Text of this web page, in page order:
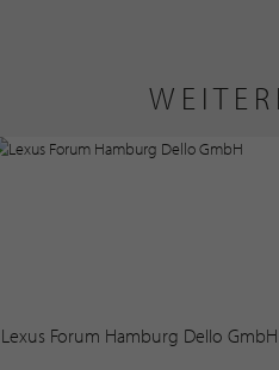
Lexus Forum Hamburg Dello GmbH